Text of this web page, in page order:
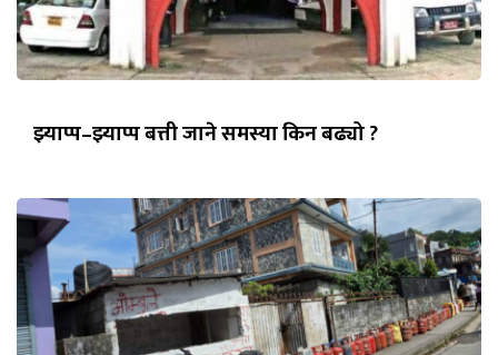
झ्याप्प–झ्याप्प बत्ती जाने समस्या किन बढ्यो ?